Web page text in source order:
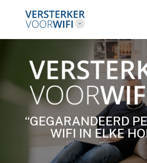
“GEGARANDEERD
WIFI IN ELKE